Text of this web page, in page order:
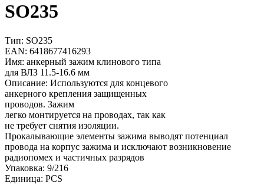
SO235
Тип: SO235
EAN: 6418677416293
Имя: анкерный зажим клинового типа
для ВЛЗ 11.5-16.6 мм
Описание: Используются для концевого
анкерного крепления защищенных
проводов. Зажим
легко монтируется на проводах, так как
не требует снятия изоляции.
Прокалывающие элементы зажима выводят потенциал
провода на корпус зажима и исключают возникновение
радиопомех и частичных разрядов
Упаковка: 9/216
Единица: PCS